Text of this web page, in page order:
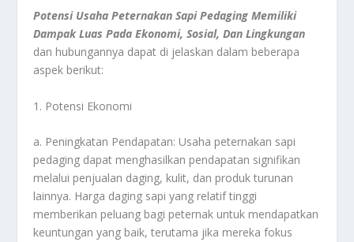
Potensi Usaha Peternakan Sapi Pedaging Memiliki
Dampak Luas Pada Ekonomi, Sosial, Dan Lingkungan
dan hubungannya dapat di jelaskan dalam beberapa
aspek berikut:
1. Potensi Ekonomi
a. Peningkatan Pendapatan: Usaha peternakan sapi
pedaging dapat menghasilkan pendapatan signifikan
melalui penjualan daging, kulit, dan produk turunan
lainnya. Harga daging sapi yang relatif tinggi
memberikan peluang bagi peternak untuk mendapatkan
keuntungan yang baik, terutama jika mereka fokus